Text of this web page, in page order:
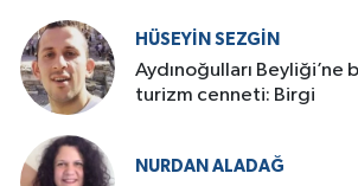
HÜSEYIN SEZGIN
Aydınoğulları Beyliği’ne
turizm cenneti: Birgi
NURDAN ALADAĞ